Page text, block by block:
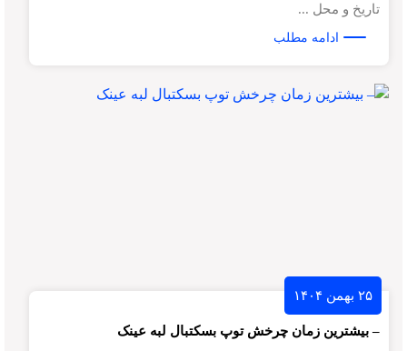
تاریخ و محل ...
ادامه مطلب
۲۵ بهمن ۱۴۰۴
– بیشترین زمان چرخش توپ بسکتبال لبه عینک